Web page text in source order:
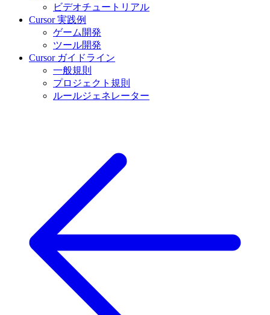
ビデオチュートリアル
Cursor 実践例
ゲーム開発
ツール開発
Cursor ガイドライン
一般規則
プロジェクト規則
ルールジェネレーター